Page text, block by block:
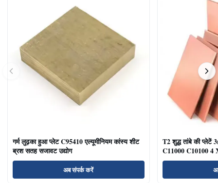
गर्म लुढ़का हुआ प्लेट C95410 एल्यूमीनियम कांस्य शीट
ब्रश सतह सजावट उद्योग
अब संपर्क करें
T2 शुद्ध तांबे की प्लेटें
C11000 C10100 4